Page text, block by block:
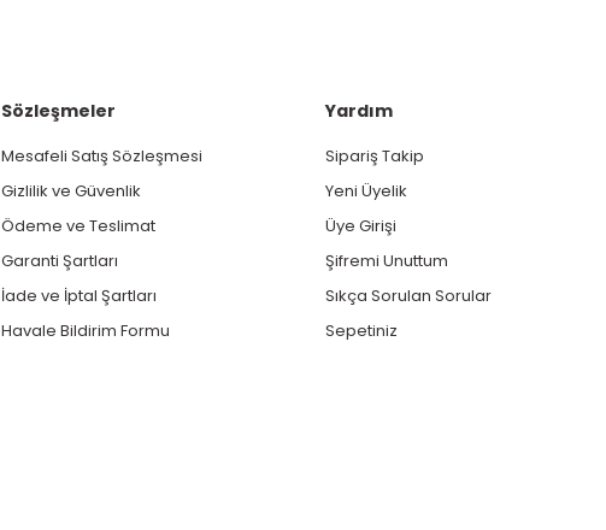
Sözleşmeler
Mesafeli Satış Sözleşmesi
Gizlilik ve Güvenlik
Ödeme ve Teslimat
Garanti Şartları
İade ve İptal Şartları
Havale Bildirim Formu
Yardım
Sipariş Takip
Yeni Üyelik
Üye Girişi
Şifremi Unuttum
Sıkça Sorulan Sorular
Sepetiniz